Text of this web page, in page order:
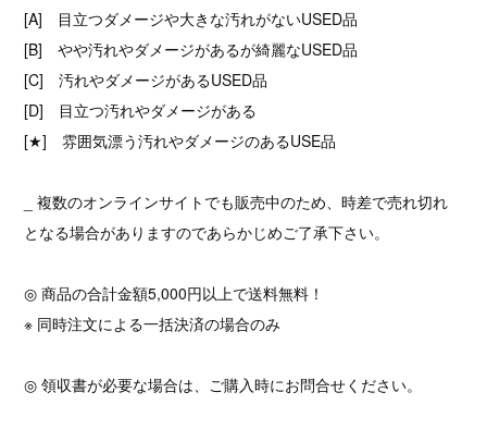
[A] 目立つダメージや大きな汚れがないUSED品
[B] やや汚れやダメージがあるが綺麗なUSED品
[C] 汚れやダメージがあるUSED品
[D] 目立つ汚れやダメージがある
[★] 雰囲気漂う汚れやダメージのあるUSE品
_ 複数のオンラインサイトでも販売中のため、時差で売れ切れ
となる場合がありますのであらかじめご了承下さい。
◎ 商品の合計金額5,000円以上で送料無料！
※ 同時注文による一括決済の場合のみ
◎ 領収書が必要な場合は、ご購入時にお問合せください。